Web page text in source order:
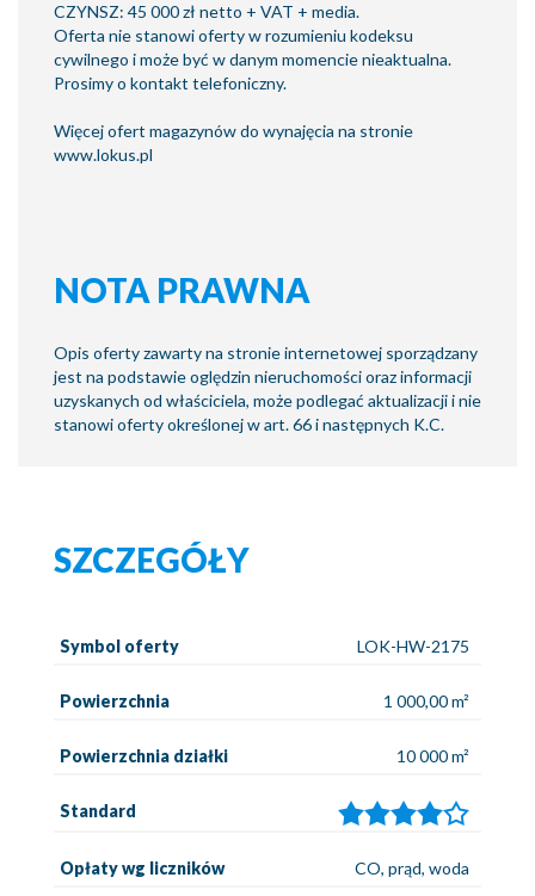
CZYNSZ: 45 000 zł netto + VAT + media.
Oferta nie stanowi oferty w rozumieniu kodeksu
cywilnego i może być w danym momencie nieaktualna.
Prosimy o kontakt telefoniczny.
Więcej ofert magazynów do wynajęcia na stronie
www.lokus.pl
NOTA PRAWNA
Opis oferty zawarty na stronie internetowej sporządzany
jest na podstawie oględzin nieruchomości oraz informacji
uzyskanych od właściciela, może podlegać aktualizacji i nie
stanowi oferty określonej w art. 66 i następnych K.C.
SZCZEGÓŁY
Symbol oferty LOK-HW-2175
Powierzchnia 1 000,00 m²
Powierzchnia działki 10 000 m²
Standard
Opłaty wg liczników CO, prąd, woda